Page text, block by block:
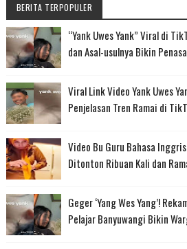
BERITA TERPOPULER
“Yank Uwes Yank” Viral di
dan Asal-usulnya Bikin
Viral Link Video Yank Uwes
Penjelasan Tren Ramai di
Video Bu Guru Bahasa
Ditonton Ribuan Kali dan
Geger ‘Yang Wes Yang’!
Pelajar Banyuwangi Bikin